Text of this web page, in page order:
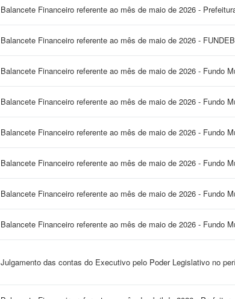
Balancete Financeiro referente ao mês de maio de 2026 -
Balancete Financeiro referente ao mês de maio de 2026 - FUNDEB
Balancete Financeiro referente ao mês de maio de 2026 - Fundo
Balancete Financeiro referente ao mês de maio de 2026 - Fundo
Balancete Financeiro referente ao mês de maio de 2026 - Fundo
Balancete Financeiro referente ao mês de maio de 2026 - Fundo
Balancete Financeiro referente ao mês de maio de 2026 - Fundo
Balancete Financeiro referente ao mês de maio de 2026 - Fundo
Julgamento das contas do Executivo pelo Poder Legislativo no